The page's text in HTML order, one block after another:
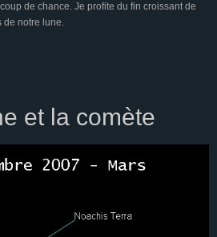
de chance. Je profite du fin croissant de
de notre lune.
et la comète